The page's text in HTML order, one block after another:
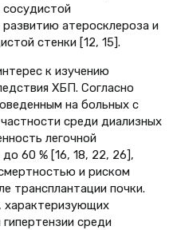
сосудистой
атеросклероза и
стенки [12, 15].
к изучению
ХБП. Согласно
на больных с
среди диализных
легочной
60 % [16, 18, 22, 26],
и риском
трансплантации почки.
характеризующих
среди